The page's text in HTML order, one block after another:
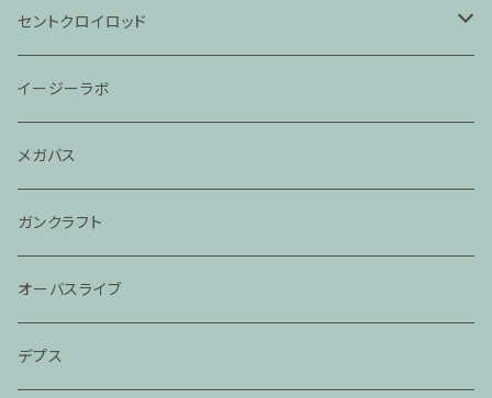
セントクロイロッド
ビクトリー
レジェンドグラス
モジョバス旧モデル
モジョバス
モジョバスグラス
イージーラボ
メガバス
ガンクラフト
オーバスライブ
デプス